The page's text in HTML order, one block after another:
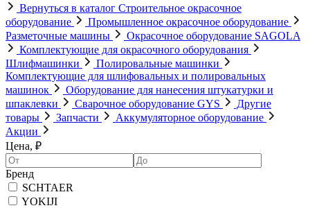
Вернуться в каталог Строительное окрасочное
оборудование
Промышленное окрасочное оборудование
Разметочные машины
Окрасочное оборудование SAGOLA
Комплектующие для окрасочного оборудования
Шлифмашинки
Полировальные машинки
Комплектующие для шлифовальных и полировальных
машинок
Оборудование для нанесения штукатурки и
шпаклевки
Сварочное оборудование GYS
Другие
товары
Запчасти
Аккумуляторное оборудование
Акции
Цена, ₽
Бренд
SCHTAER
YOKIJI